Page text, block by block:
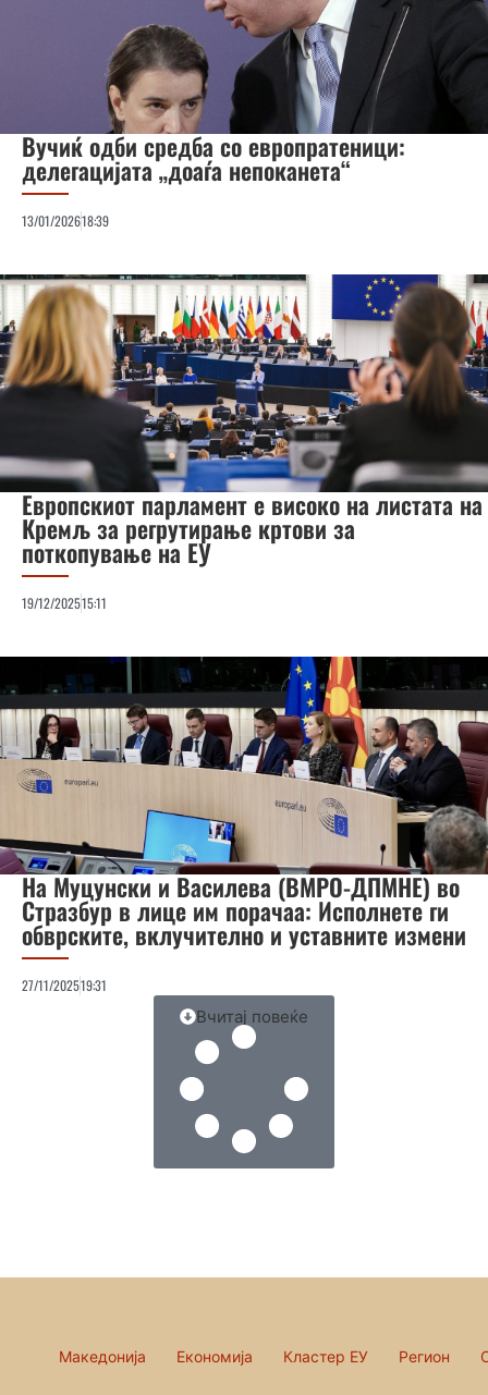
Вучиќ одби средба со европратеници:
делегацијата „доаѓа непоканета“
13/01/202618:39
Европскиот парламент е високо на листата на
Кремљ за регрутирање кртови за
поткопување на ЕУ
19/12/202515:11
На Муцунски и Василева (ВМРО-ДПМНЕ) во
Стразбур в лице им порачаа: Исполнете ги
обврските, вклучително и уставните измени
27/11/202519:31
Вчитај повеќе
Македонија Економија Кластер ЕУ Регион